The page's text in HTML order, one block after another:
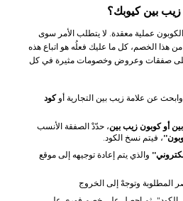
زيب بين كيوبك؟
عملية معقدة. لا يتطلب الأمر سوى
هذا الخصم، كل ما عليك فعلُه هو اتباع هذه
صفقات وعروض وخصومات مثيرة في كل
وابحث عن علامة زيب بين التجارية أوكود
أو كوبون زيب بين، حدّدْ الصفقة الأنسب
، فيتم نسخ الكود.
والذي يتم إعادة توجيهه إلى موقع
المطلوبة وتوجهْ إلى الخروج